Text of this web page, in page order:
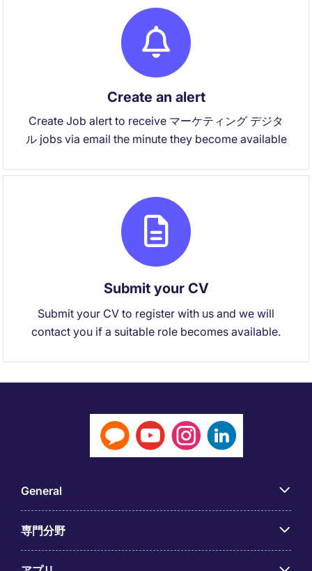
Create an alert
Create Job alert to receive マーケティング デジタ
ル jobs via email the minute they become available
Submit your CV
Submit your CV to register with us and we will
contact you if a suitable role becomes available.
General
専門分野